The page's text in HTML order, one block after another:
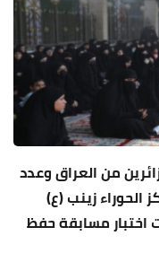
متسابقة وزائرين من العراق وعدد
الحوراء زينب (ع)
اختبار مسابقة حفظ